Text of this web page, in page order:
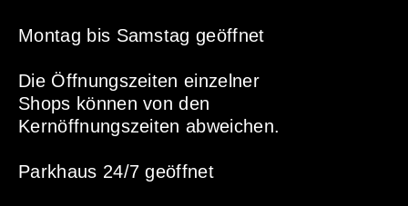
Montag bis Samstag geöffnet
Die Öffnungszeiten einzelner
Shops können von den
Kernöffnungszeiten abweichen.
Parkhaus 24/7 geöffnet